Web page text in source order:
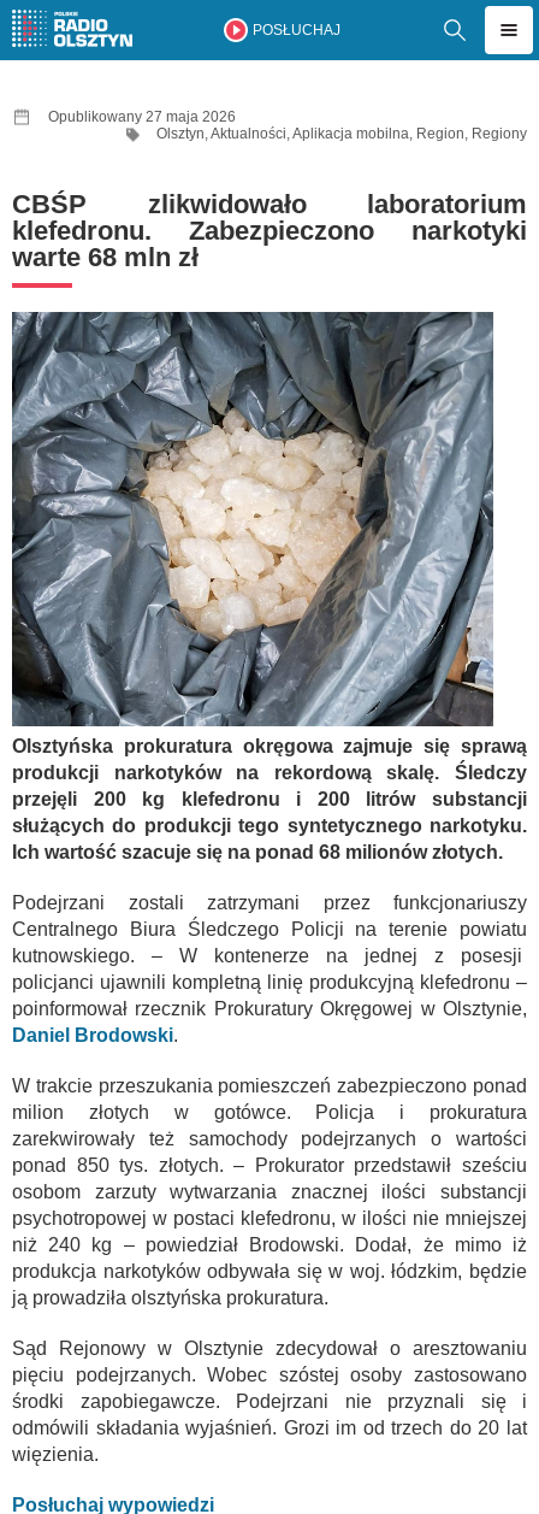
POSŁUCHAJ
Opublikowany 27 maja 2026
Olsztyn,Aktualności,Aplikacja mobilna, Region, Regiony
CBŚP zlikwidowało laboratorium
klefedronu. Zabezpieczono narkotyki
warte 68 mln zł
Olsztyńska prokuratura okręgowa zajmuje się sprawą
produkcji narkotyków na rekordową skalę. Śledczy
przejęli 200 kg klefedronu i 200 litrów substancji
służących do produkcji tego syntetycznego narkotyku.
Ich wartość szacuje się na ponad 68 milionów złotych.
Podejrzani zostali zatrzymani przez funkcjonariuszy
Centralnego Biura Śledczego Policji na terenie powiatu
kutnowskiego. – W kontenerze na jednej z posesji
policjanci ujawnili kompletną linię produkcyjną klefedronu –
poinformował rzecznik Prokuratury Okręgowej w Olsztynie,
Daniel Brodowski.
W trakcie przeszukania pomieszczeń zabezpieczono ponad
milion złotych w gotówce. Policja i prokuratura
zarekwirowały też samochody podejrzanych o wartości
ponad 850 tys. złotych. – Prokurator przedstawił sześciu
osobom zarzuty wytwarzania znacznej ilości substancji
psychotropowej w postaci klefedronu, w ilości nie mniejszej
niż 240 kg – powiedział Brodowski. Dodał, że mimo iż
produkcja narkotyków odbywała się w woj. łódzkim, będzie
ją prowadziła olsztyńska prokuratura.
Sąd Rejonowy w Olsztynie zdecydował o aresztowaniu
pięciu podejrzanych. Wobec szóstej osoby zastosowano
środki zapobiegawcze. Podejrzani nie przyznali się i
odmówili składania wyjaśnień. Grozi im od trzech do 20 lat
więzienia.
Posłuchaj wypowiedzi